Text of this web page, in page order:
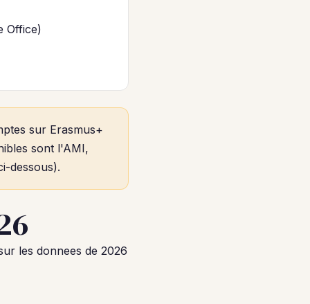
Office)
sur Erasmus+
sont l'AMI,
dessous).
les donnees de 2026